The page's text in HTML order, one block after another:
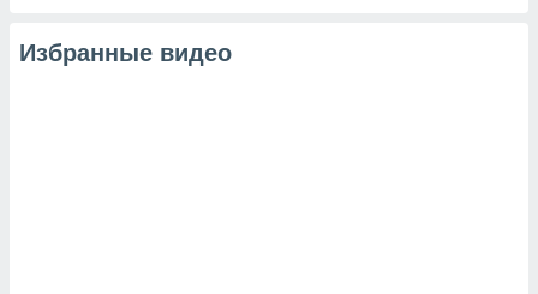
Избранные видео